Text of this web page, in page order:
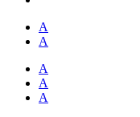
А
А
А
А
А